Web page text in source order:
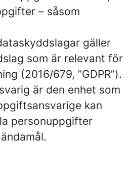
– såsom
gäller
som är relevant för
(2016/679, ”GDPR”).
är den enhet som
kan
personuppgifter